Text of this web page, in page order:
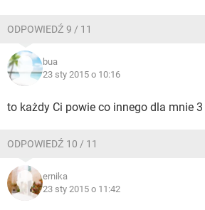
ODPOWIEDŹ 9 / 11
bua
23 sty 2015 o 10:16
to każdy Ci powie co innego dla mnie 3
ODPOWIEDŹ 10 / 11
ernika
23 sty 2015 o 11:42